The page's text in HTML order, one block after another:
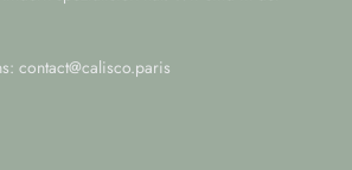
contact@calisco.paris